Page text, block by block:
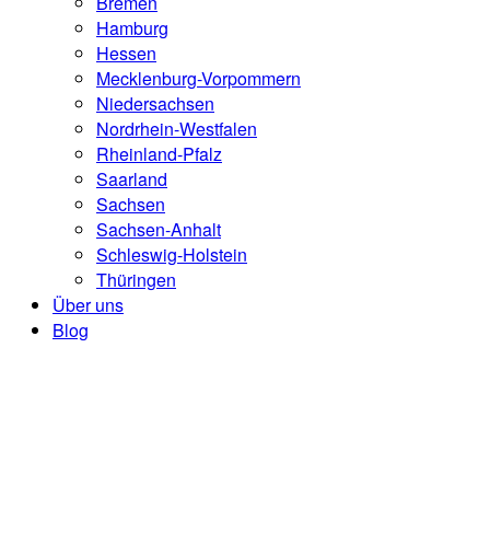
Hamburg
Hessen
Mecklenburg-Vorpommern
Niedersachsen
Nordrhein-Westfalen
Rheinland-Pfalz
Saarland
Sachsen
Sachsen-Anhalt
Schleswig-Holstein
Thüringen
Über uns
Blog